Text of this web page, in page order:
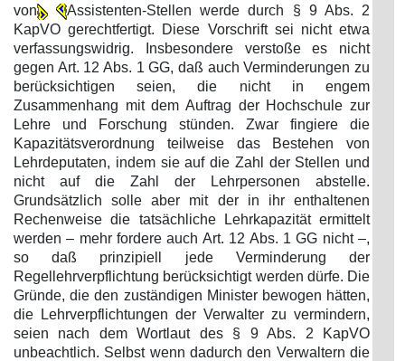
von
Assistenten-Stellen werde durch § 9 Abs. 2
KapVO gerechtfertigt. Diese Vorschrift sei nicht etwa
verfassungswidrig. Insbesondere verstoße es nicht
gegen Art. 12 Abs. 1 GG, daß auch Verminderungen zu
berücksichtigen seien, die nicht in engem
Zusammenhang mit dem Auftrag der Hochschule zur
Lehre und Forschung stünden. Zwar fingiere die
Kapazitätsverordnung teilweise das Bestehen von
Lehrdeputaten, indem sie auf die Zahl der Stellen und
nicht auf die Zahl der Lehrpersonen abstelle.
Grundsätzlich solle aber mit der in ihr enthaltenen
Rechenweise die tatsächliche Lehrkapazität ermittelt
werden – mehr fordere auch Art. 12 Abs. 1 GG nicht –,
so daß prinzipiell jede Verminderung der
Regellehrverpflichtung berücksichtigt werden dürfe. Die
Gründe, die den zuständigen Minister bewogen hätten,
die Lehrverpflichtungen der Verwalter zu vermindern,
seien nach dem Wortlaut des § 9 Abs. 2 KapVO
unbeachtlich. Selbst wenn dadurch den Verwaltern die